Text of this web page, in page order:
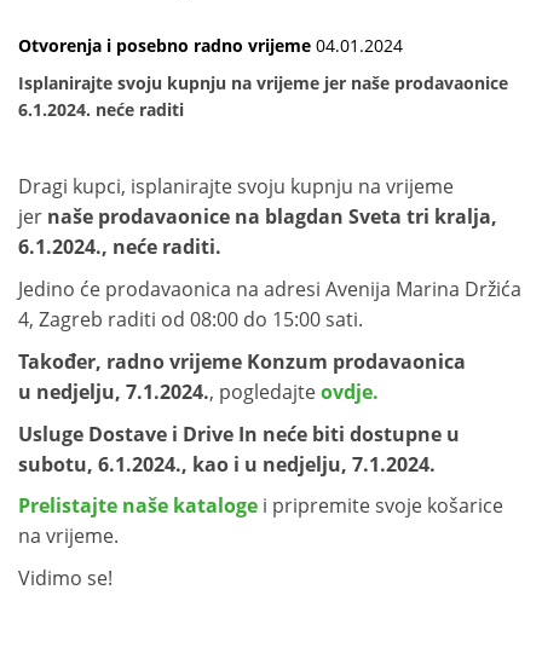
Otvorenja i posebno radno vrijeme 04.01.2024
Isplanirajte svoju kupnju na vrijeme jer naše prodavaonice
6.1.2024. neće raditi
Dragi kupci, isplanirajte svoju kupnju na vrijeme
jer naše prodavaonice na blagdan Sveta tri kralja,
6.1.2024., neće raditi.
Jedino će prodavaonica na adresi Avenija Marina Držića
4, Zagreb raditi od 08:00 do 15:00 sati.
Također, radno vrijeme Konzum prodavaonica
u nedjelju, 7.1.2024., pogledajteovdje.
Usluge Dostave i Drive In neće biti dostupne u
subotu, 6.1.2024., kao i u nedjelju, 7.1.2024.
Prelistajte naše kataloge i pripremite svoje košarice
na vrijeme.
Vidimo se!